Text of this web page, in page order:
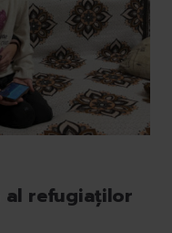
al refugiaților